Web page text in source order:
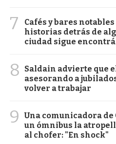
7
Cafés y bares
historias detrás de
ciudad sigue
8
Saldain advierte que
asesorando a
volver a trabajar
9
Una comunicadora de
un ómnibus la
al chofer: "En shock"